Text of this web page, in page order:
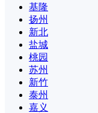
基隆
扬州
新北
盐城
桃园
苏州
新竹
泰州
嘉义